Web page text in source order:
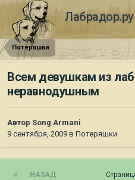
Потеряшки
Всем девушкам из
неравнодушным
Автор Song Armani
9 сентября, 2009 в Потеряшки
НАЗАД